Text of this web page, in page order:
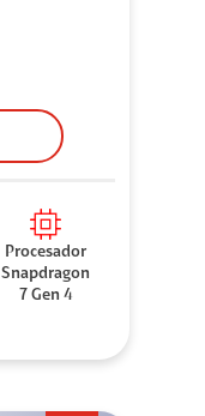
Procesador
Snapdragon
7 Gen 4